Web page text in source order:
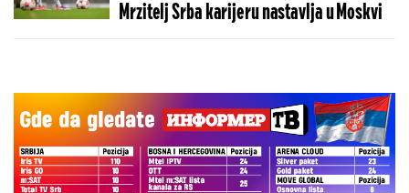
Mrzitelj Srba karijeru nastavlja u Moskvi